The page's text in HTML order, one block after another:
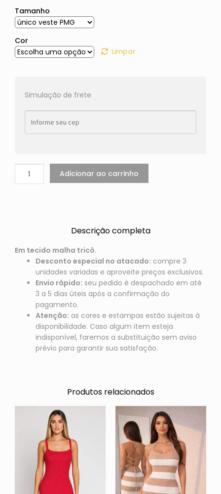
Tamanho
Cor
Limpar
Simulação de frete
Adicionar ao carrinho
Descrição completa
Em tecido malha tricô.
Desconto especial no atacado: compre 3
unidades variadas e aproveite preços exclusivos.
Envio rápido: seu pedido é despachado em até
3 a 5 dias úteis após a confirmação do
pagamento.
Atenção: as cores e estampas estão sujeitas à
disponibilidade. Caso algum item esteja
indisponível, faremos a substituição sem aviso
prévio para garantir sua satisfação.
Produtos relacionados